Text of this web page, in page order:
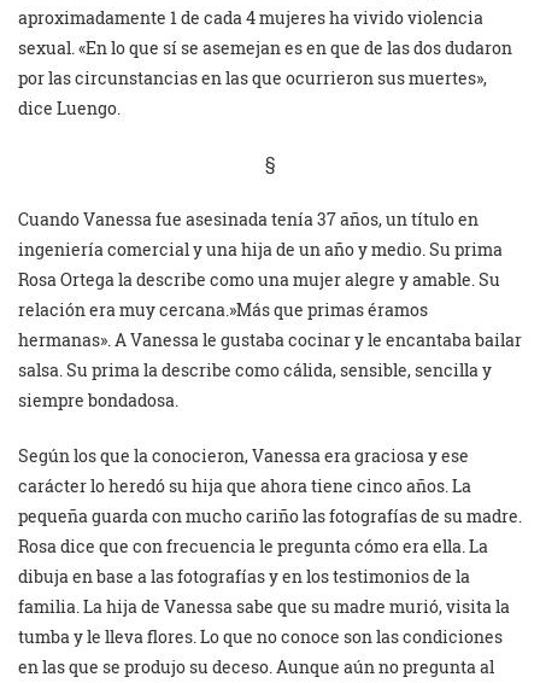
aproximadamente 1 de cada 4 mujeres ha vivido violencia
sexual. «En lo que sí se asemejan es en que de las dos dudaron
por las circunstancias en las que ocurrieron sus muertes»,
dice Luengo.
§
Cuando Vanessa fue asesinada tenía 37 años, un título en
ingeniería comercial y una hija de un año y medio. Su prima
Rosa Ortega la describe como una mujer alegre y amable. Su
relación era muy cercana.»Más que primas éramos
hermanas». A Vanessa le gustaba cocinar y le encantaba bailar
salsa. Su prima la describe como cálida, sensible, sencilla y
siempre bondadosa.
Según los que la conocieron, Vanessa era graciosa y ese
carácter lo heredó su hija que ahora tiene cinco años. La
pequeña guarda con mucho cariño las fotografías de su madre.
Rosa dice que con frecuencia le pregunta cómo era ella. La
dibuja en base a las fotografías y en los testimonios de la
familia. La hija de Vanessa sabe que su madre murió, visita la
tumba y le lleva flores. Lo que no conoce son las condiciones
en las que se produjo su deceso. Aunque aún no pregunta al